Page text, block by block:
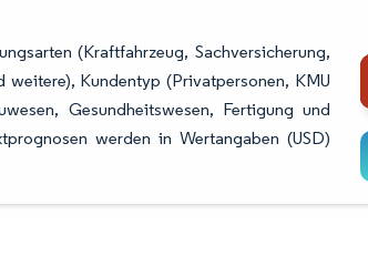
(Kraftfahrzeug, Sachversicherung,
weitere), Kundentyp (Privatpersonen, KMU
Gesundheitswesen, Fertigung und
werden in Wertangaben (USD)